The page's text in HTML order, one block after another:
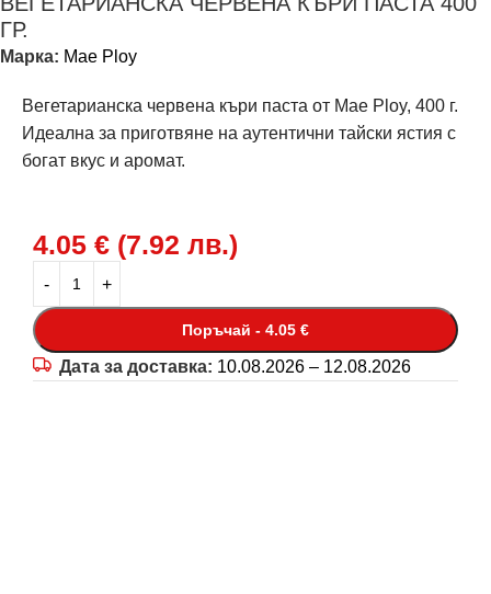
ГР.
Марка: Mae Ploy
Вегетарианска червена къри паста от Mae Ploy, 400 г.
Идеална за приготвяне на аутентични тайски ястия с
богат вкус и аромат.
4.05 € (7.92 лв.)
Поръчай - 4.05 €
Дата за доставка: 10.08.2026 – 12.08.2026